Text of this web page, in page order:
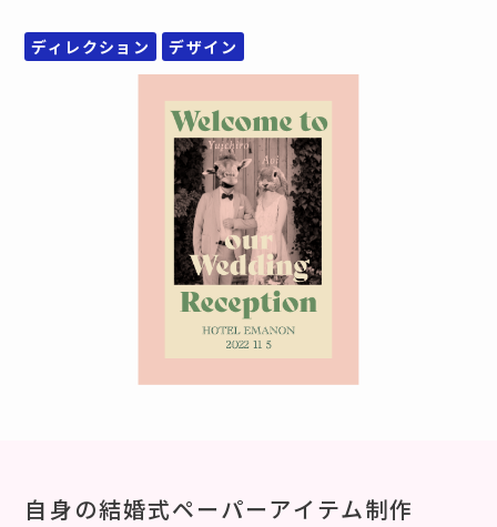
ディレクション デザイン
自身の結婚式ペーパーアイテム制作